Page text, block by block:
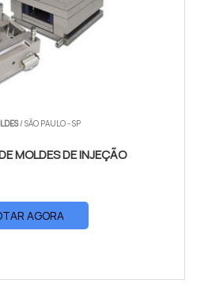
/ SÃO PAULO - SP
MOLDES DE INJEÇÃO
AGORA